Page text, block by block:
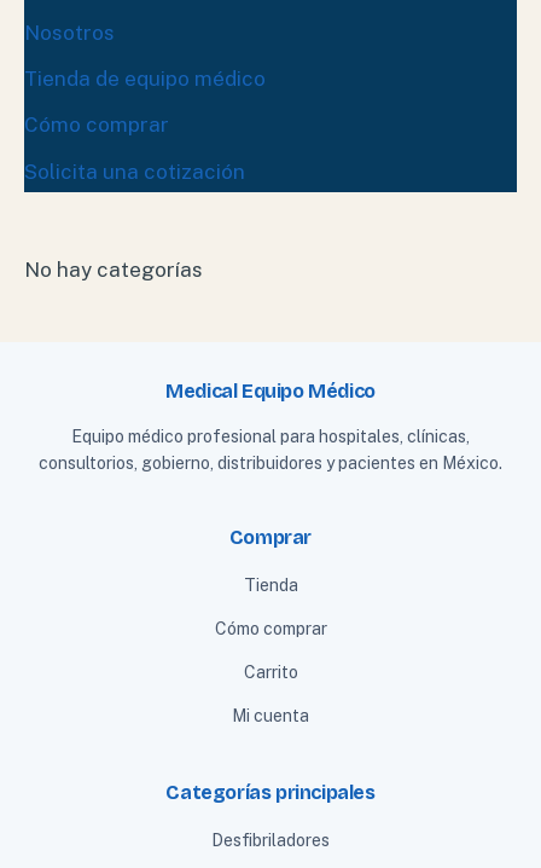
Nosotros
Tienda de equipo médico
Cómo comprar
Solicita una cotización
No hay categorías
Medical Equipo Médico
Equipo médico profesional para hospitales, clínicas,
consultorios, gobierno, distribuidores y pacientes en México.
Comprar
Tienda
Cómo comprar
Carrito
Mi cuenta
Categorías principales
Desfibriladores